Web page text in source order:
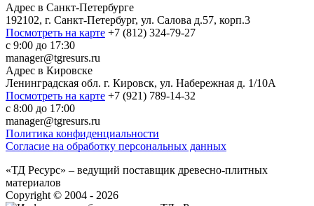
Адрес в Санкт-Петербурге
192102, г. Санкт-Петербург, ул. Салова д.57, корп.3
Посмотреть на карте +7 (812) 324-79-27
с 9:00 до 17:30
manager@tgresurs.ru
Адрес в Кировске
Ленинградская обл. г. Кировск, ул. Набережная д. 1/10А
Посмотреть на карте +7 (921) 789-14-32
с 8:00 до 17:00
manager@tgresurs.ru
Политика конфиденциальности
Согласие на обработку персональных данных
«ТД Ресурс» – ведущий поставщик древесно-плитных
материалов
Сopyright © 2004 - 2026